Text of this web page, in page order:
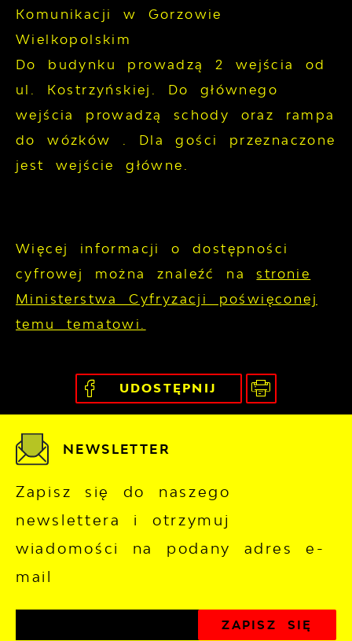
Komunikacji w Gorzowie
Wielkopolskim
Do budynku prowadzą 2 wejścia od
ul. Kostrzyńskiej. Do głównego
wejścia prowadzą schody oraz rampa
do wózków . Dla gości przeznaczone
jest wejście główne.
Więcej informacji o dostępności
cyfrowej można znaleźć nastronie
Ministerstwa Cyfryzacji poświęconej
temu tematowi.
UDOSTĘPNIJ
NEWSLETTER
Zapisz się do naszego
newslettera i otrzymuj
wiadomości na podany adres e-
mail